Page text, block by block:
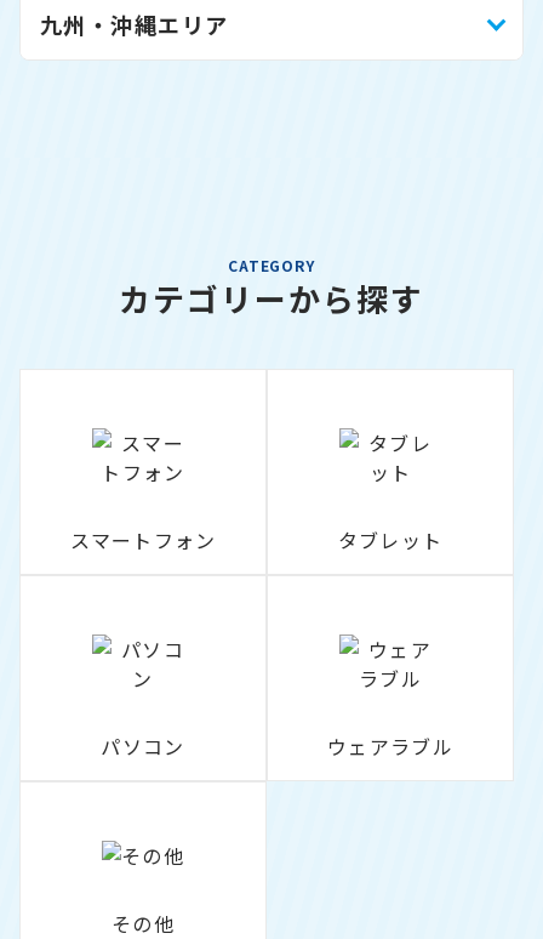
九州・沖縄エリア
CATEGORY
カテゴリーから探す
スマートフォン タブレット
パソコン ウェアラブル
その他